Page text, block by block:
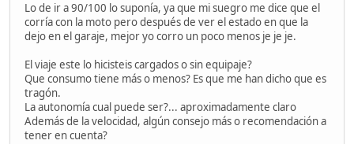
Lo de ir a 90/100 lo suponía, ya que mi suegro me dice que el
corría con la moto pero después de ver el estado en que la
dejo en el garaje, mejor yo corro un poco menos je je je.
El viaje este lo hicisteis cargados o sin equipaje?
Que consumo tiene más o menos? Es que me han dicho que es
tragón.
La autonomía cual puede ser?... aproximadamente claro
Además de la velocidad, algún consejo más o recomendación a
tener en cuenta?